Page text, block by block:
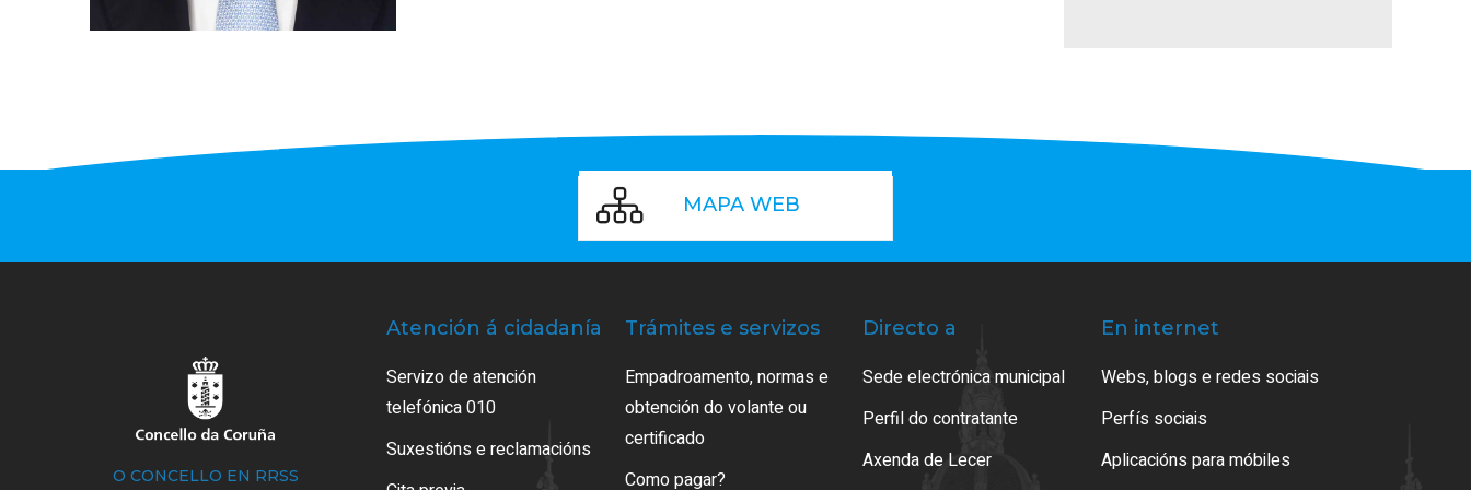
MAPA WEB
O CONCELLO EN RRSS
Atención á cidadanía
Servizo de atención
telefónica 010
Suxestións e reclamacións
Trámites e servizos
Empadroamento, normas e
obtención do volante ou
certificado
Como pagar?
Directo a
Sede electrónica municipal
Perfil do contratante
Axenda de Lecer
En internet
Webs, blogs e redes sociais
Perfís sociais
Aplicacións para móbiles